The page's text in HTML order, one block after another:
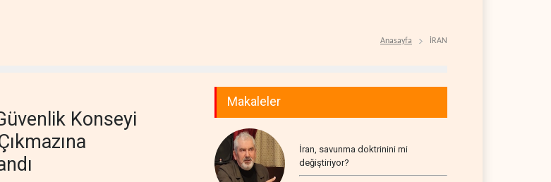
Anasayfa İRAN
Konseyi
Makaleler
İran, savunma doktrinini mi
değiştiriyor?